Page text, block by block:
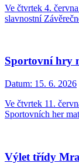
Ve čtvrtek 4.
slavnostní
Sportovní hry
Datum: 15. 6. 2026
Ve čtvrtek 11.
Sportovních her
Výlet třídy